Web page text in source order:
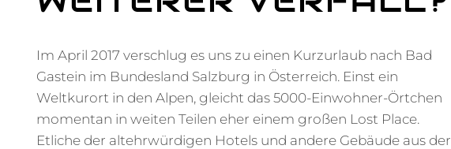
Im April 2017 verschlug es uns zu einen Kurzurlaub nach Bad
Gastein im Bundesland Salzburg in Österreich. Einst ein
Weltkurort in den Alpen, gleicht das 5000-Einwohner-Örtchen
momentan in weiten Teilen eher einem großen Lost Place.
Etliche der altehrwürdigen Hotels und andere Gebäude aus der